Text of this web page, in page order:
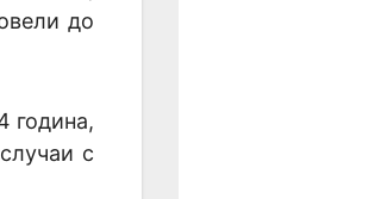
до
година,
с